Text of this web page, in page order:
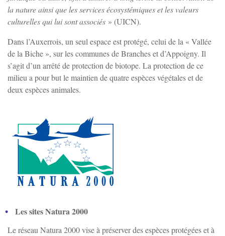
la nature ainsi que les services écosystémiques et les valeurs
culturelles qui lui sont associés » (UICN).
Dans l’Auxerrois, un seul espace est protégé, celui de la « Vallée
de la Biche », sur les communes de Branches et d’Appoigny. Il
s’agit d’un arrêté de protection de biotope. La protection de ce
milieu a pour but le maintien de quatre espèces végétales et de
deux espèces animales.
Les sites Natura 2000
Le réseau Natura 2000 vise à préserver des espèces protégées et à